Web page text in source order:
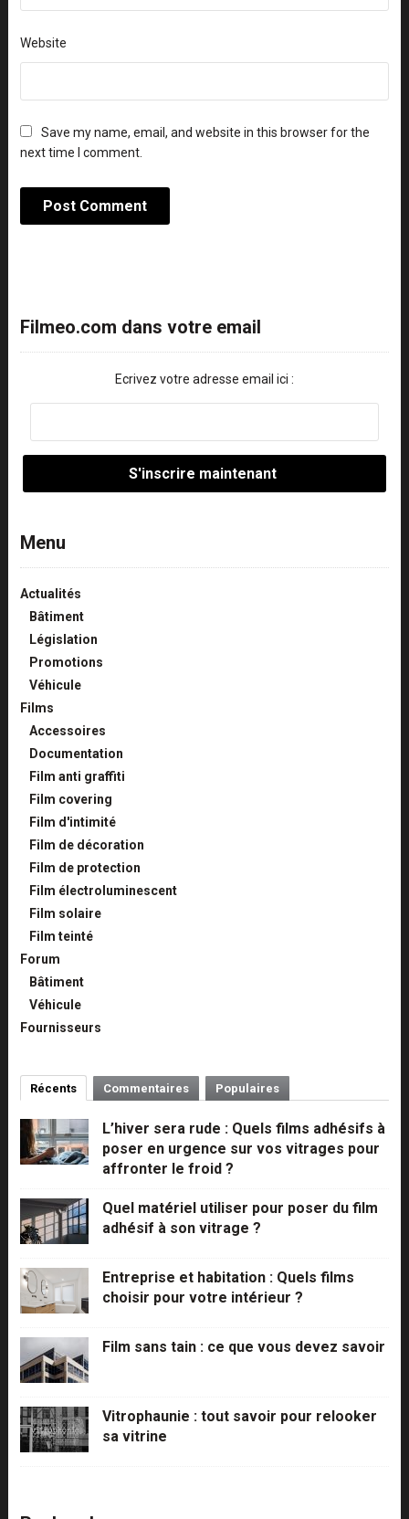
Website
Save my name, email, and website in this browser for the
next time I comment.
Filmeo.com dans votre email
Ecrivez votre adresse email ici :
Menu
Actualités
Bâtiment
Législation
Promotions
Véhicule
Films
Accessoires
Documentation
Film anti graffiti
Film covering
Film d'intimité
Film de décoration
Film de protection
Film électroluminescent
Film solaire
Film teinté
Forum
Bâtiment
Véhicule
Fournisseurs
Récents Commentaires Populaires
L’hiver sera rude : Quels films adhésifs à
poser en urgence sur vos vitrages pour
affronter le froid ?
Quel matériel utiliser pour poser du film
adhésif à son vitrage ?
Entreprise et habitation : Quels films
choisir pour votre intérieur ?
Film sans tain : ce que vous devez savoir
Vitrophaunie : tout savoir pour relooker
sa vitrine